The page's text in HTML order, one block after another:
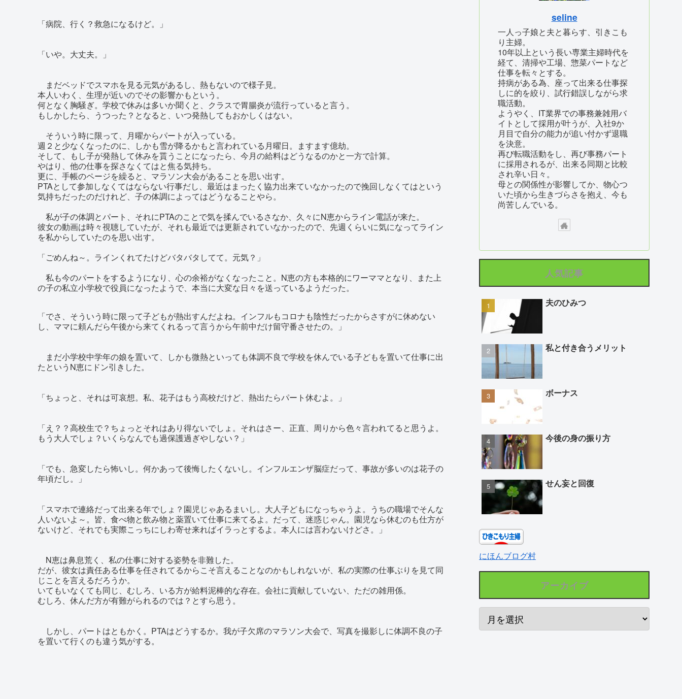
「病院、行く？救急になるけど。」
「いや。大丈夫。」
まだベッドでスマホを見る元気があるし、熱もないので様子見。
本人いわく、生理が近いのでその影響かもという。
何となく胸騒ぎ。学校で休みは多いか聞くと、クラスで胃腸炎が流行っていると言う。
もしかしたら、うつった？となると、いつ発熱してもおかしくはない。
そういう時に限って、月曜からパートが入っている。
週２と少なくなったのに、しかも雪が降るかもと言われている月曜日。ますます億劫。
そして、もし子が発熱して休みを貰うことになったら、今月の給料はどうなるのかと一方で計算。
やはり、他の仕事を探さなくてはと焦る気持ち。
更に、手帳のページを繰ると、マラソン大会があることを思い出す。
PTAとして参加しなくてはならない行事だし、最近はまったく協力出来ていなかったので挽回しなくてはという
気持ちだったのだけれど、子の体調によってはどうなることやら。
私が子の体調とパート、それにPTAのことで気を揉んでいるさなか、久々にN恵からライン電話が来た。
彼女の動画は時々視聴していたが、それも最近では更新されていなかったので、先週くらいに気になってライン
を私からしていたのを思い出す。
「ごめんね～。ラインくれてたけどバタバタしてて。元気？」
私も今のパートをするようになり、心の余裕がなくなったこと。N恵の方も本格的にワーママとなり、また上
の子の私立小学校で役員になったようで、本当に大変な日々を送っているようだった。
「でさ、そういう時に限って子どもが熱出すんだよね。インフルもコロナも陰性だったからさすがに休めない
し、ママに頼んだら午後から来てくれるって言うから午前中だけ留守番させたの。」
まだ小学校中学年の娘を置いて、しかも微熱といっても体調不良で学校を休んでいる子どもを置いて仕事に出
たというN恵にドン引きした。
「ちょっと、それは可哀想。私、花子はもう高校だけど、熱出たらパート休むよ。」
「え？？高校生で？ちょっとそれはあり得ないでしょ。それはさー、正直、周りから色々言われてると思うよ。
もう大人でしょ？いくらなんでも過保護過ぎやしない？」
「でも、急変したら怖いし。何かあって後悔したくないし。インフルエンザ脳症だって、事故が多いのは花子の
年頃だし。」
「スマホで連絡だって出来る年でしょ？園児じゃあるまいし。大人子どもになっちゃうよ。うちの職場でそんな
人いないよ～。皆、食べ物と飲み物と薬置いて仕事に来てるよ。だって、迷惑じゃん。園児なら休むのも仕方が
ないけど、それでも実際こっちにしわ寄せ来ればイラっとするよ。本人には言わないけどさ。」
N恵は鼻息荒く、私の仕事に対する姿勢を非難した。
だが、彼女は責任ある仕事を任されてるからこそ言えることなのかもしれないが、私の実際の仕事ぶりを見て同
じことを言えるだろうか。
いてもいなくても同じ、むしろ、いる方が給料泥棒的な存在。会社に貢献していない、ただの雑用係。
むしろ、休んだ方が有難がられるのでは？とすら思う。
しかし、パートはともかく。PTAはどうするか。我が子欠席のマラソン大会で、写真を撮影しに体調不良の子
を置いて行くのも違う気がする。
seline
一人っ子娘と夫と暮らす、引きこも
り主婦。
10年以上という長い専業主婦時代を
経て、清掃や工場、惣菜パートなど
仕事を転々とする。
持病がある為、座って出来る仕事探
しに的を絞り、試行錯誤しながら求
職活動。
ようやく、IT業界での事務兼雑用バ
イトとして採用が叶うが、入社9か
月目で自分の能力が追い付かず退職
を決意。
再び転職活動をし、再び事務パート
に採用されるが、出来る同期と比較
され辛い日々。
母との関係性が影響してか、物心つ
いた頃から生きづらさを抱え、今も
尚苦しんでいる。
人気記事
夫のひみつ
私と付き合うメリット
ボーナス
今後の身の振り方
せん妄と回復
にほんブログ村
アーカイブ